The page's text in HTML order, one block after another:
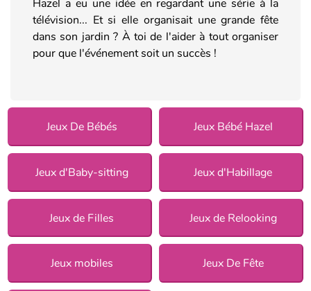
Hazel a eu une idée en regardant une série à la
télévision... Et si elle organisait une grande fête
dans son jardin ? À toi de l'aider à tout organiser
pour que l'événement soit un succès !
Jeux De Bébés Jeux Bébé Hazel
Jeux d'Baby-sitting Jeux d'Habillage
Jeux de Filles Jeux de Relooking
Jeux mobiles Jeux De Fête